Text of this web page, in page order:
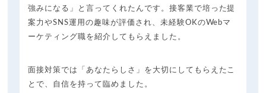
強みになる」と言ってくれたんです。接客業で培った提
案力やSNS運用の趣味が評価され、未経験OKのWebマ
ーケティング職を紹介してもらえました。
面接対策では「あなたらしさ」を大切にしてもらえたこ
とで、自信を持って臨めました。